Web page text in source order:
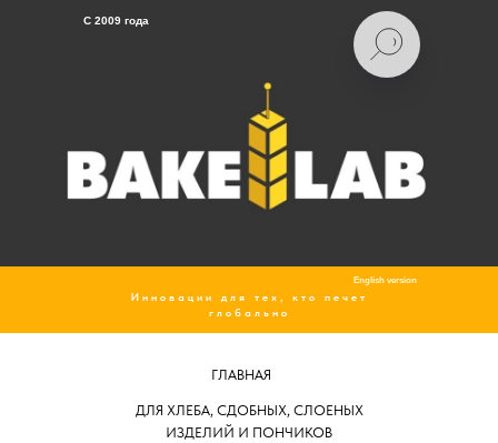
C 2009 года
Инновации для тех, кто печет
глобально
English version
ДЛЯ ХЛЕБА, СДОБНЫХ, СЛОЕНЫХ
ИЗДЕЛИЙ И ПОНЧИКОВ
ГЛАВНАЯ